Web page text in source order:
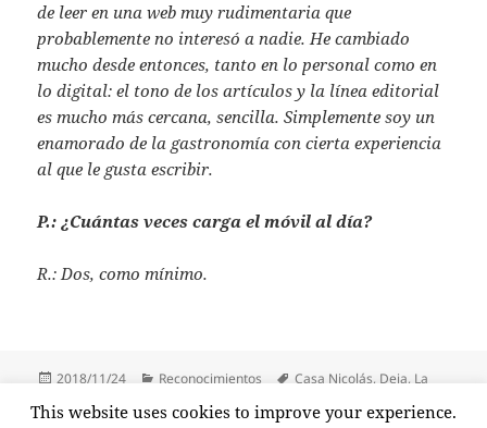
de leer en una web muy rudimentaria que
probablemente no interesó a nadie. He cambiado
mucho desde entonces, tanto en lo personal como en
lo digital: el tono de los artículos y la línea editorial
es mucho más cercana, sencilla. Simplemente soy un
enamorado de la gastronomía con cierta experiencia
al que le gusta escribir.
P.: ¿Cuántas veces carga el móvil al día?
R.: Dos, como mínimo.
Publicado
2018/11/24 Categorías
Reconocimientos Etiquetas
Casa Nicolás, Deia, La
DEIA a las Mejores Iniciativas Digitales
This website uses cookies to improve your experience.